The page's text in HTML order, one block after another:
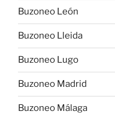
Buzoneo León
Buzoneo Lleida
Buzoneo Lugo
Buzoneo Madrid
Buzoneo Málaga